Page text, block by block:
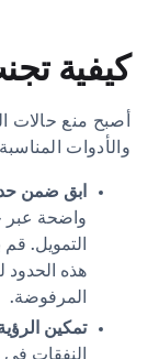
كيفية
أصبح منع حالات
والأدوات
ابق ضمن
واضحة عبر
التمويل.
هذه الحدود
المرفوضة.
تمكين
النفقات